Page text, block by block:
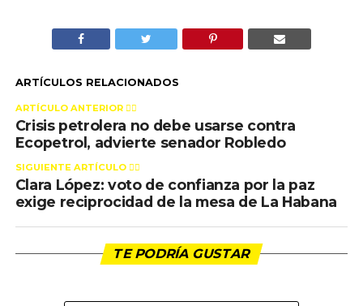
ARTÍCULOS RELACIONADOS
ARTÍCULO ANTERIOR 👉🏻
Crisis petrolera no debe usarse contra
Ecopetrol, advierte senador Robledo
SIGUIENTE ARTÍCULO 👈🏻
Clara López: voto de confianza por la paz
exige reciprocidad de la mesa de La Habana
TE PODRÍA GUSTAR